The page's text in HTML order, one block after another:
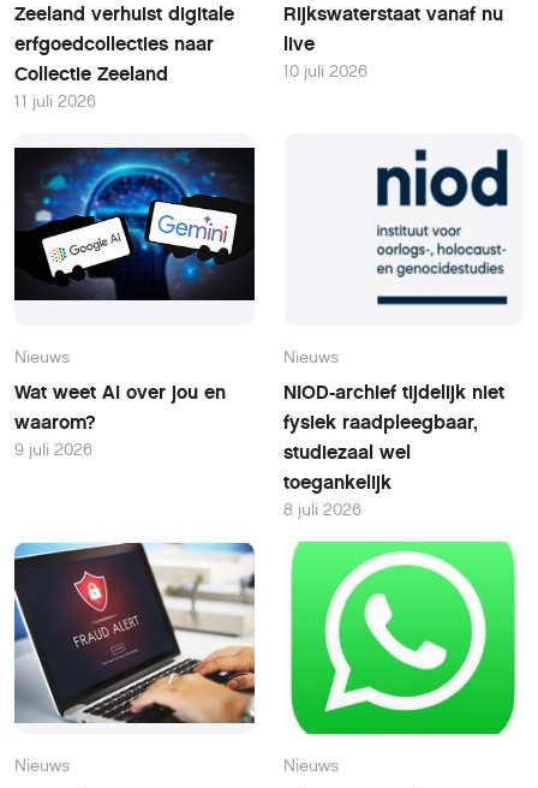
Zeeland verhuist digitale
erfgoedcollecties naar
Collectie Zeeland
11 juli 2026
Rijkswaterstaat vanaf nu
live
10 juli 2026
Nieuws
Wat weet AI over jou en
waarom?
9 juli 2026
Nieuws
NIOD-archief tijdelijk niet
fysiek raadpleegbaar,
studiezaal wel
toegankelijk
8 juli 2026
Nieuws Nieuws